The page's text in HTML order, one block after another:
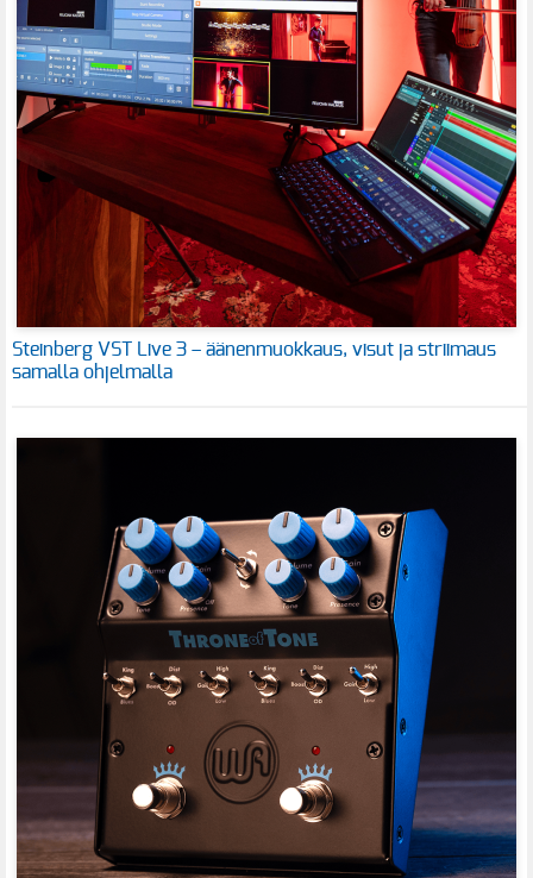
Steinberg VST Live 3 – äänenmuokkaus, visut ja striimaus
samalla ohjelmalla